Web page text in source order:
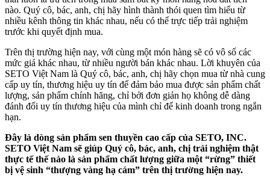
nào. Quý cô, bác, anh, chị hãy hình thành thói quen tìm hiểu từ
nhiều kênh thông tin khác nhau, nếu có thể trực tiếp trải nghiệm
trước khi quyết định mua.
Trên thị trường hiện nay, với cùng một món hàng sẽ có vô số các
mức giá khác nhau, từ nhiều người bán khác nhau. Lời khuyên của
SETO Việt Nam là Quý cô, bác, anh, chị hãy chọn mua từ nhà cung
cấp uy tín, thương hiệu uy tín để đảm bảo mua được sản phẩm chất
lượng, sản phẩm chính hãng, chỉ bởi đơn giản họ không dễ dàng
đánh đổi uy tín thương hiệu của mình chỉ để kinh doanh trong ngắn
hạn.
Đây là dòng sản phẩm sen thuyền cao cấp của SETO, INC.
SETO Việt Nam sẽ giúp Quý cô, bác, anh, chị trải nghiệm thật
thực tế thế nào là sản phẩm chất lượng giữa một “rừng” thiết
bị vệ sinh “thượng vàng hạ cám” trên thị trường hiện nay.